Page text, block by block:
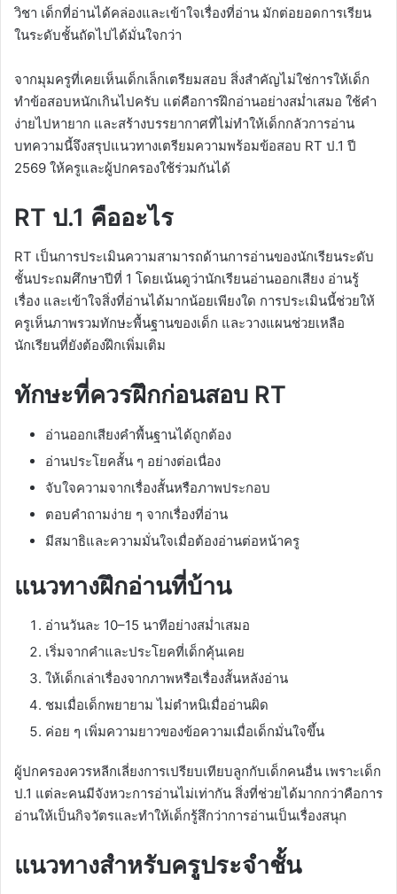
วิชา เด็กที่อ่านได้คล่องและเข้าใจเรื่องที่อ่าน มักต่อยอดการเรียน
ในระดับชั้นถัดไปได้มั่นใจกว่า
จากมุมครูที่เคยเห็นเด็กเล็กเตรียมสอบ สิ่งสำคัญไม่ใช่การให้เด็ก
ทำข้อสอบหนักเกินไปครับ แต่คือการฝึกอ่านอย่างสม่ำเสมอ ใช้คำ
ง่ายไปหายาก และสร้างบรรยากาศที่ไม่ทำให้เด็กกลัวการอ่าน
บทความนี้จึงสรุปแนวทางเตรียมความพร้อมข้อสอบ RT ป.1 ปี
2569 ให้ครูและผู้ปกครองใช้ร่วมกันได้
RT ป.1 คืออะไร
RT เป็นการประเมินความสามารถด้านการอ่านของนักเรียนระดับ
ชั้นประถมศึกษาปีที่ 1 โดยเน้นดูว่านักเรียนอ่านออกเสียง อ่านรู้
เรื่อง และเข้าใจสิ่งที่อ่านได้มากน้อยเพียงใด การประเมินนี้ช่วยให้
ครูเห็นภาพรวมทักษะพื้นฐานของเด็ก และวางแผนช่วยเหลือ
นักเรียนที่ยังต้องฝึกเพิ่มเติม
ทักษะที่ควรฝึกก่อนสอบ RT
อ่านออกเสียงคำพื้นฐานได้ถูกต้อง
อ่านประโยคสั้น ๆ อย่างต่อเนื่อง
จับใจความจากเรื่องสั้นหรือภาพประกอบ
ตอบคำถามง่าย ๆ จากเรื่องที่อ่าน
มีสมาธิและความมั่นใจเมื่อต้องอ่านต่อหน้าครู
แนวทางฝึกอ่านที่บ้าน
อ่านวันละ 10–15 นาทีอย่างสม่ำเสมอ
เริ่มจากคำและประโยคที่เด็กคุ้นเคย
ให้เด็กเล่าเรื่องจากภาพหรือเรื่องสั้นหลังอ่าน
ชมเมื่อเด็กพยายาม ไม่ตำหนิเมื่ออ่านผิด
ค่อย ๆ เพิ่มความยาวของข้อความเมื่อเด็กมั่นใจขึ้น
ผู้ปกครองควรหลีกเลี่ยงการเปรียบเทียบลูกกับเด็กคนอื่น เพราะเด็ก
ป.1 แต่ละคนมีจังหวะการอ่านไม่เท่ากัน สิ่งที่ช่วยได้มากกว่าคือการ
อ่านให้เป็นกิจวัตรและทำให้เด็กรู้สึกว่าการอ่านเป็นเรื่องสนุก
แนวทางสำหรับครูประจำชั้น